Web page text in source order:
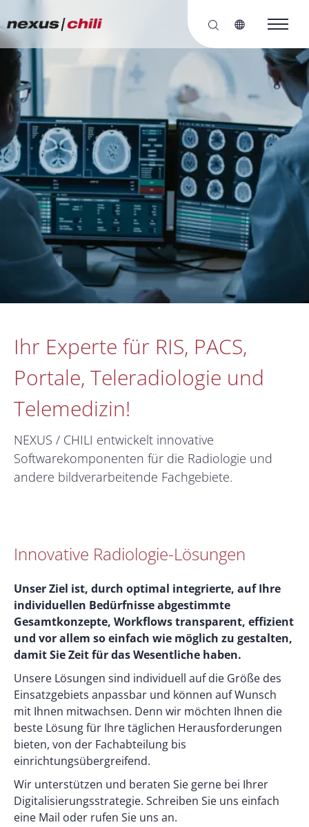
Ihr Experte für RIS, PACS,
Portale, Teleradiologie und
Telemedizin!
NEXUS / CHILI entwickelt innovative
Softwarekomponenten für die Radiologie und
andere bildverarbeitende Fachgebiete.
Innovative Radiologie-Lösungen
Unser Ziel ist, durch optimal integrierte, auf Ihre
individuellen Bedürfnisse abgestimmte
Gesamtkonzepte, Workflows transparent, effizient
und vor allem so einfach wie möglich zu gestalten,
damit Sie Zeit für das Wesentliche haben.
Unsere Lösungen sind individuell auf die Größe des
Einsatzgebiets anpassbar und können auf Wunsch
mit Ihnen mitwachsen. Denn wir möchten Ihnen die
beste Lösung für Ihre täglichen Herausforderungen
bieten, von der Fachabteilung bis
einrichtungsübergreifend.
Wir unterstützen und beraten Sie gerne bei Ihrer
Digitalisierungsstrategie. Schreiben Sie uns einfach
eine Mail oder rufen Sie uns an.